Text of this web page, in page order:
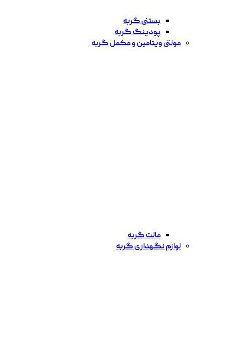
بستنی گربه
پودینگ گربه
مولتی ویتامین و مکمل گربه
مالت گربه
لوازم نگهداری گربه